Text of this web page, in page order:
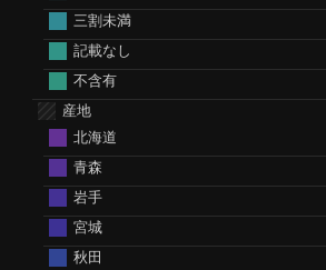
三割未満
記載なし
不含有
産地
北海道
青森
岩手
宮城
秋田